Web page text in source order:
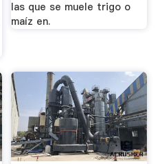
las que se muele trigo o
maíz en.